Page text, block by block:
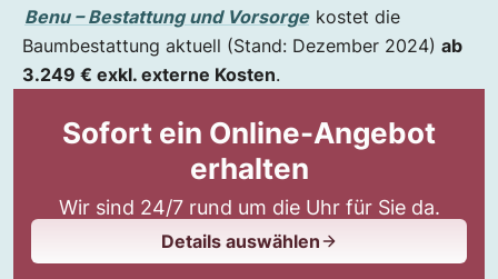
Benu – Bestattung und Vorsorge kostet die
Baumbestattung aktuell (Stand: Dezember 2024) ab
3.249 € exkl. externe Kosten.
Sofort ein Online-Angebot
erhalten
Wir sind 24/7 rund um die Uhr für Sie da.
Details auswählen